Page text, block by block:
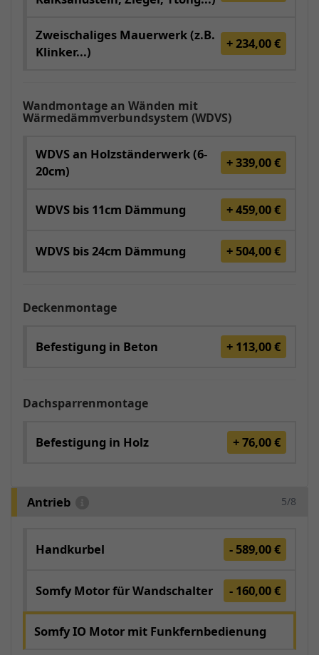
Zweischaliges Mauerwerk (z.B.
Klinker...)
+ 234,00 €
Wandmontage an Wänden mit
Wärmedämmverbundsystem (WDVS)
WDVS an Holzständerwerk (6-
20cm)
+ 339,00 €
WDVS bis 11cm Dämmung + 459,00 €
WDVS bis 24cm Dämmung + 504,00 €
Deckenmontage
Befestigung in Beton + 113,00 €
Dachsparrenmontage
Befestigung in Holz + 76,00 €
Antrieb 5/8
Handkurbel - 589,00 €
Somfy Motor für Wandschalter - 160,00 €
Somfy IO Motor mit Funkfernbedienung